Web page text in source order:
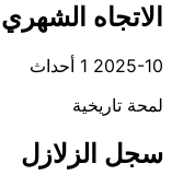
الاتجاه
2025-10 1 أحداث
لمحة تاريخية
سجل الزلازل